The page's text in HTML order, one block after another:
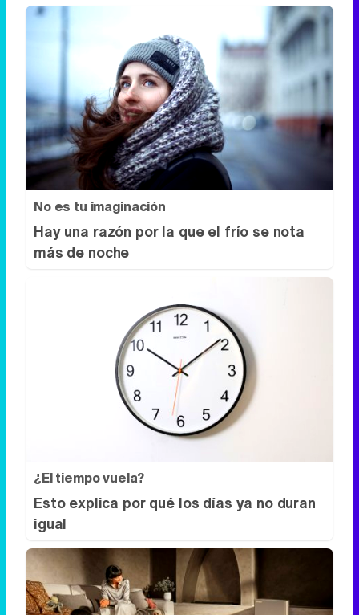
No es tu imaginación
Hay una razón por la que el frío se nota
más de noche
¿El tiempo vuela?
Esto explica por qué los días ya no duran
igual